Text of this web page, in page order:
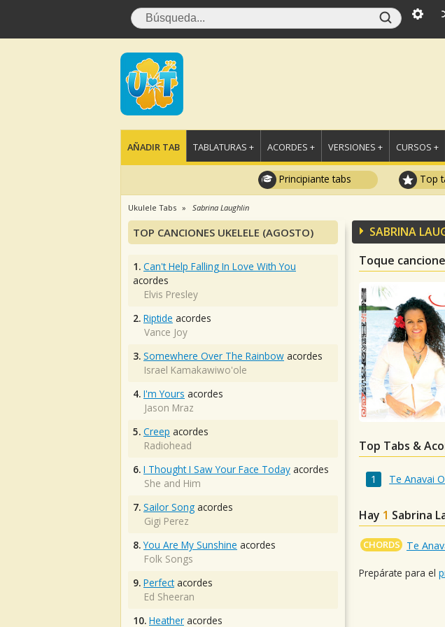
AÑADIR TAB TABLATURAS + ACORDES + VERSIONES + CURSOS +
Principiante tabs Top
Ukulele Tabs Sabrina Laughlin
SABRINA
Toque
Top Tabs &
Te Anavai
Hay 1 Sabrina
CHORDS Te
Prepárate para el
TOP CANCIONES UKELELE (AGOSTO)
1. Can't Help Falling In Love With You
acordes
Elvis Presley
2. Riptide acordes
Vance Joy
3. Somewhere Over The Rainbow acordes
Israel Kamakawiwo'ole
4. I'm Yours acordes
Jason Mraz
5. Creep acordes
Radiohead
6. I Thought I Saw Your Face Today acordes
She and Him
7. Sailor Song acordes
Gigi Perez
8. You Are My Sunshine acordes
Folk Songs
9. Perfectacordes
Ed Sheeran
10. Heather acordes